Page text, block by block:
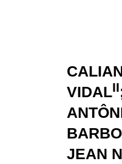
VIDALII
JEAN